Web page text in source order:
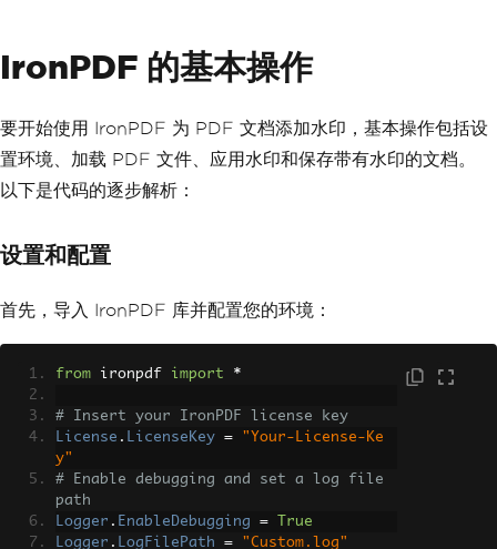
IronPDF 的基本操作
要开始使用 IronPDF 为 PDF 文档添加水印，基本操作包括设
置环境、加载 PDF 文件、应用水印和保存带有水印的文档。
以下是代码的逐步解析：
设置和配置
首先，导入 IronPDF 库并配置您的环境：
from ironpdf import *
# Insert your IronPDF license key
License . LicenseKey =
"Your-License-Ke
y"
# Enable debugging and set a log file
path
Logger . EnableDebugging =
True
Logger . LogFilePath =
"Custom.log"